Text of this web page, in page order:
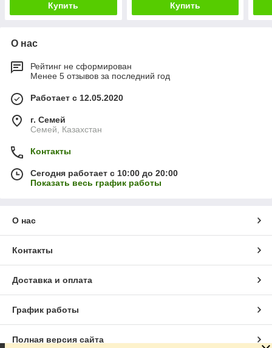
Купить Купить
О нас
Рейтинг не сформирован
Менее 5 отзывов за последний год
Работает с 12.05.2020
г. Семей
Семей, Казахстан
Контакты
Сегодня работает с 10:00 до 20:00
Показать весь график работы
О нас
Контакты
Доставка и оплата
График работы
Полная версия сайта